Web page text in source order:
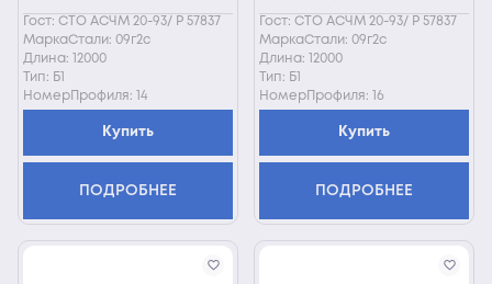
Гост: СТО АСЧМ 20-93/ Р 57837
МаркаСтали: 09г2с
Длина: 12000
Тип: Б1
НомерПрофиля: 14
Купить
ПОДРОБНЕЕ
Гост: СТО АСЧМ 20-93/ Р 57837
МаркаСтали: 09г2с
Длина: 12000
Тип: Б1
НомерПрофиля: 16
Купить
ПОДРОБНЕЕ